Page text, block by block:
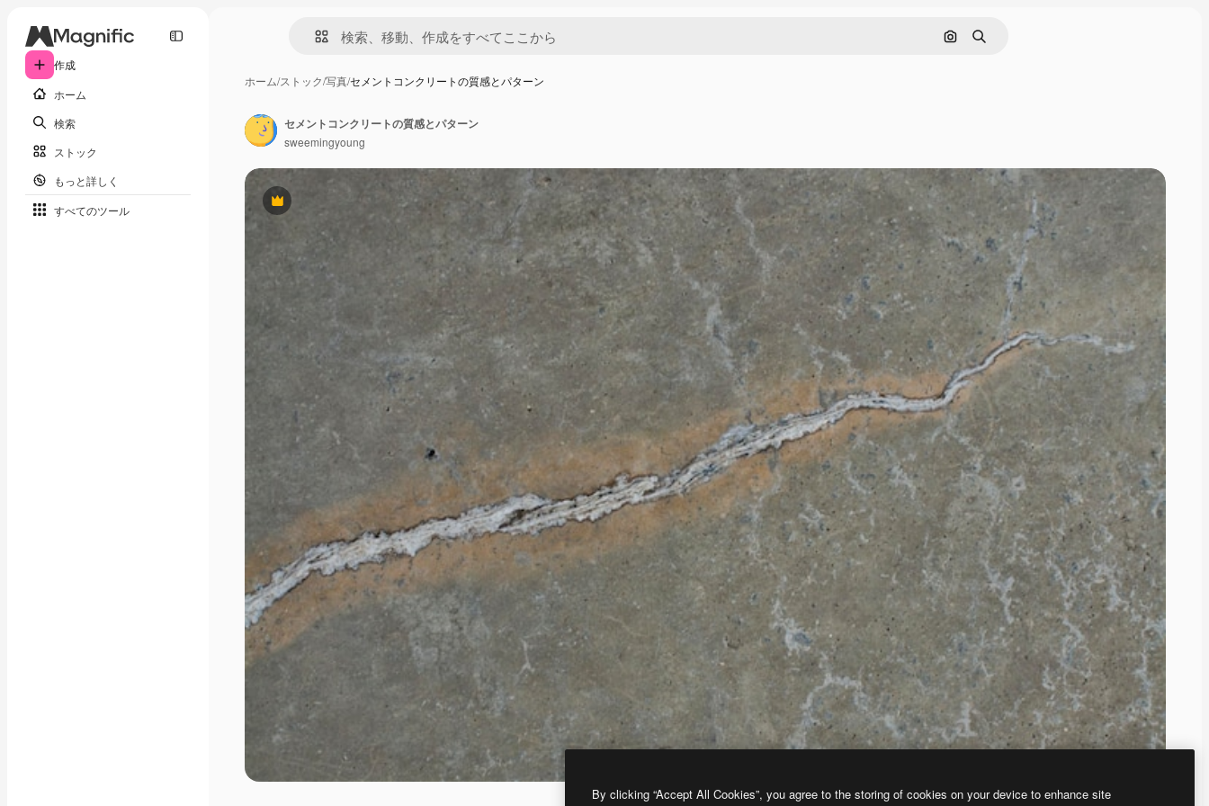
作成
ホーム
検索
ストック
もっと詳しく
すべてのツール
画像で検索
検索
ホーム/ストック/写真/セメントコンクリートの質感とパターン
Premium
セメントコンクリートの質感とパターン
sweemingyoung
By clicking “Accept All Cookies”, you agree to the storing of cookies on your device to enhance site